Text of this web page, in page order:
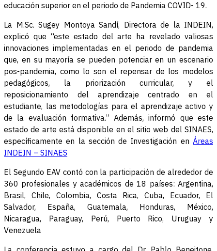
educación superior en el periodo de Pandemia COVID- 19.
La M.Sc. Sugey Montoya Sandí, Directora de la INDEIN,
explicó que “este estado del arte ha revelado valiosas
innovaciones implementadas en el periodo de pandemia
que, en su mayoría se pueden potenciar en un escenario
pos-pandemia, como lo son el repensar de los modelos
pedagógicos, la priorización curricular, y el
reposicionamiento del aprendizaje centrado en el
estudiante, las metodologías para el aprendizaje activo y
de la evaluación formativa.” Además, informó que este
estado de arte está disponible en el sitio web del SINAES,
específicamente en la sección de Investigación en Áreas
INDEIN – SINAES
El Segundo EAV contó con la participación de alrededor de
360 profesionales y académicos de 18 países: Argentina,
Brasil, Chile, Colombia, Costa Rica, Cuba, Ecuador, El
Salvador, España, Guatemala, Honduras, México,
Nicaragua, Paraguay, Perú, Puerto Rico, Uruguay y
Venezuela